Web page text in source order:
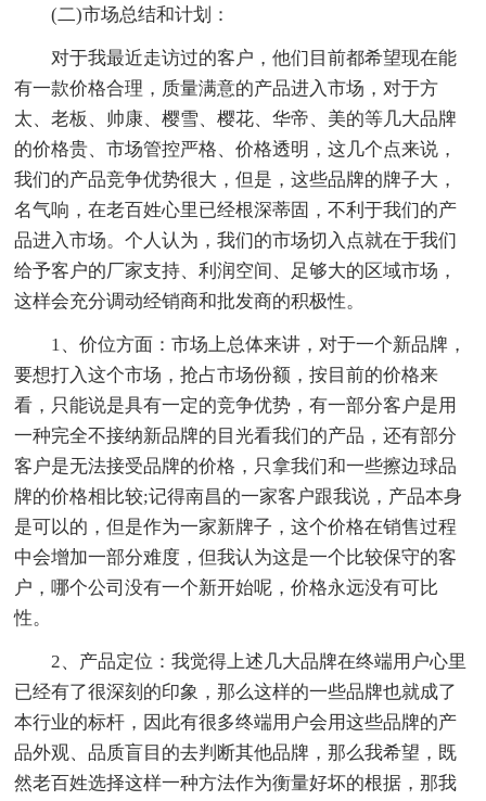
(二)市场总结和计划：
对于我最近走访过的客户，他们目前都希望现在能
有一款价格合理，质量满意的产品进入市场，对于方
太、老板、帅康、樱雪、樱花、华帝、美的等几大品牌
的价格贵、市场管控严格、价格透明，这几个点来说，
我们的产品竞争优势很大，但是，这些品牌的牌子大，
名气响，在老百姓心里已经根深蒂固，不利于我们的产
品进入市场。个人认为，我们的市场切入点就在于我们
给予客户的厂家支持、利润空间、足够大的区域市场，
这样会充分调动经销商和批发商的积极性。
1、价位方面：市场上总体来讲，对于一个新品牌，
要想打入这个市场，抢占市场份额，按目前的价格来
看，只能说是具有一定的竞争优势，有一部分客户是用
一种完全不接纳新品牌的目光看我们的产品，还有部分
客户是无法接受品牌的价格，只拿我们和一些擦边球品
牌的价格相比较;记得南昌的一家客户跟我说，产品本身
是可以的，但是作为一家新牌子，这个价格在销售过程
中会增加一部分难度，但我认为这是一个比较保守的客
户，哪个公司没有一个新开始呢，价格永远没有可比
性。
2、产品定位：我觉得上述几大品牌在终端用户心里
已经有了很深刻的印象，那么这样的一些品牌也就成了
本行业的标杆，因此有很多终端用户会用这些品牌的产
品外观、品质盲目的去判断其他品牌，那么我希望，既
然老百姓选择这样一种方法作为衡量好坏的根据，那我